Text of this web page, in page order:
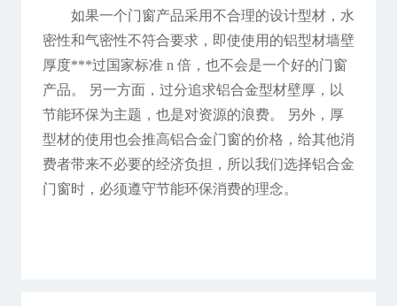
如果一个门窗产品采用不合理的设计型材，水
密性和气密性不符合要求，即使使用的铝型材墙壁
厚度***过国家标准 n 倍，也不会是一个好的门窗
产品。 另一方面，过分追求铝合金型材壁厚，以
节能环保为主题，也是对资源的浪费。 另外，厚
型材的使用也会推高铝合金门窗的价格，给其他消
费者带来不必要的经济负担，所以我们选择铝合金
门窗时，必须遵守节能环保消费的理念。